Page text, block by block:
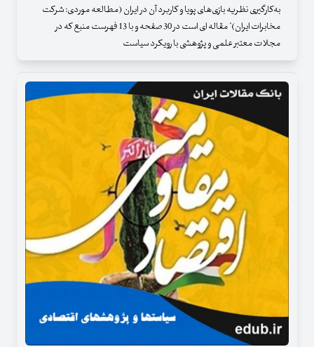
به‌کارگیری نظریه بازی‌های پویا و کاربرد آن در ایران (مطالعه موردی: شرکت
مخابرات ایران)" مقاله ای است در 30 صفحه و با 13 فهرست منبع که در
مجلات معتبر علمی و پژوهشی با رویکرد سیاست